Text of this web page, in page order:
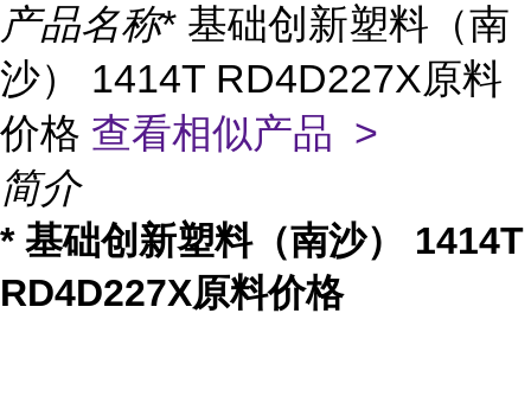
产品名称* 基础创新塑料（南
沙） 1414T RD4D227X原料
价格 查看相似产品 >
简介
* 基础创新塑料（南沙） 1414T
RD4D227X原料价格